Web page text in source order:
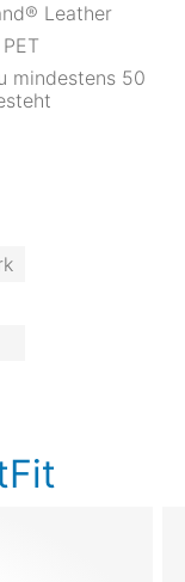
Leather
mindestens 50